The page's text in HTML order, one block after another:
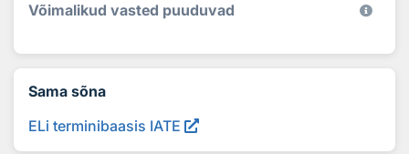
Võimalikud vasted puuduvad
Sama sõna
ELi terminibaasis IATE